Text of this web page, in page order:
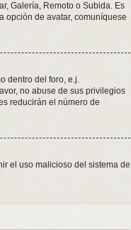
Galería, Remoto o Subida. Es
opción de avatar, comuníquese
dentro del foro, e.j.
no abuse de sus privilegios
reducirán el número de
el uso malicioso del sistema de